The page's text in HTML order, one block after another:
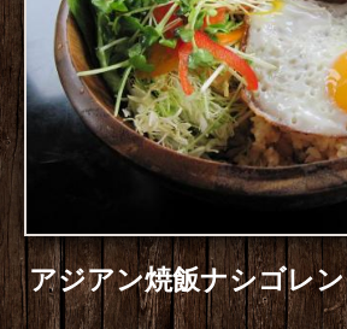
アジアン焼飯ナシゴレン